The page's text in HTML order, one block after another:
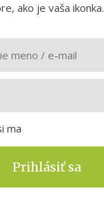
ako je vaša ikonka.
ma
Prihlásiť sa